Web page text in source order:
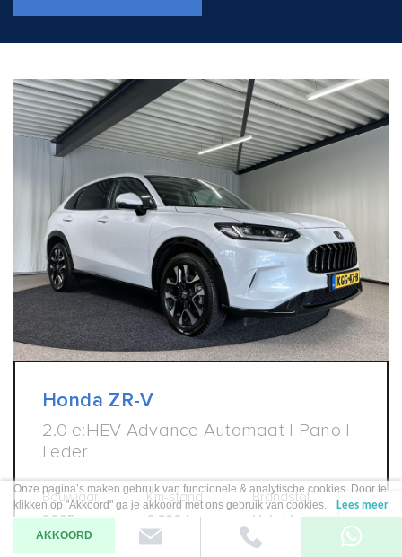
Honda ZR-V
2.0 e:HEV Advance Automaat | Pano |
Leder
Bouwjaar
2025
Km-stand
6.690 km
Brandstof
Hybride
Onze pagina’s maken gebruik van functionele & analytische cookies. Door te
klikken op "Akkoord" ga je akkoord met ons gebruik van cookies.
Lees meer
AKKOORD